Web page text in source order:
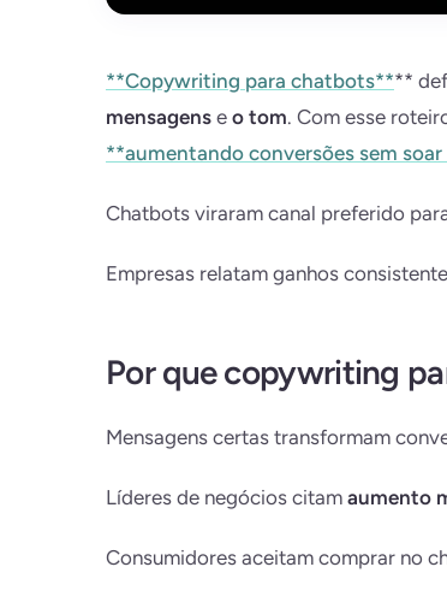
**Copywriting para chatbots****
mensagens e o tom. Com esse
**aumentando conversões sem
Chatbots viraram canal preferido
Empresas relatam ganhos
Por que copywriting
Mensagens certas transformam
Líderes de negócios citam aumento
Consumidores aceitam comprar no